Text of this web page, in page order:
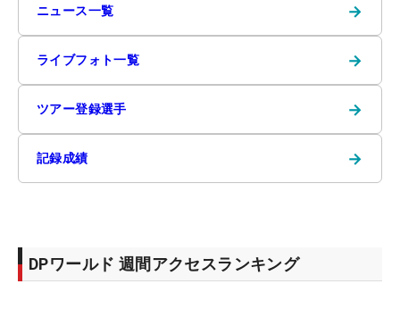
ニュース一覧 →
ライブフォト一覧 →
ツアー登録選手 →
記録成績 →
DPワールド 週間アクセスランキング